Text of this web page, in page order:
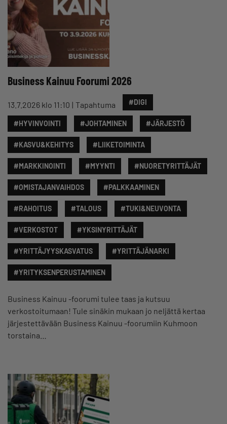
Business Kainuu Foorumi 2026
13.7.2026 klo 11:10 Tapahtuma #DIGI
#HYVINVOINTI #JOHTAMINEN #JÄRJESTÖ
#KASVU&KEHITYS #LIIKETOIMINTA
#MARKKINOINTI #MYYNTI #NUORETYRITTÄJÄT
#OMISTAJANVAIHDOS #PALKKAAMINEN
#RAHOITUS #TALOUS #TUKI&NEUVONTA
#VERKOSTOT #YKSINYRITTÄJÄT
#YRITTÄJYYSKASVATUS #YRITTÄJÄNARKI
#YRITYKSENPERUSTAMINEN
Business Kainuu -foorumi tulee taas ja kutsuu
verkostoitumaan! Tule sinäkin mukaan jo neljättä kertaa
järjestettävään Business Kainuu -foorumiin Kuhmoon
torstaina…